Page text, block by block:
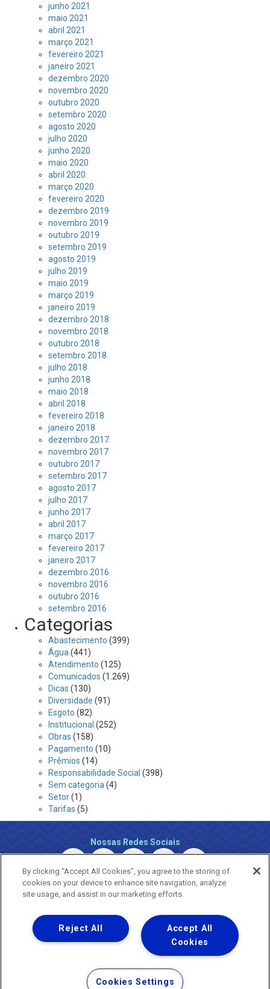
junho 2021
maio 2021
abril 2021
março 2021
fevereiro 2021
janeiro 2021
dezembro 2020
novembro 2020
outubro 2020
setembro 2020
agosto 2020
julho 2020
junho 2020
maio 2020
abril 2020
março 2020
fevereiro 2020
dezembro 2019
novembro 2019
outubro 2019
setembro 2019
agosto 2019
julho 2019
maio 2019
março 2019
janeiro 2019
dezembro 2018
novembro 2018
outubro 2018
setembro 2018
julho 2018
junho 2018
maio 2018
abril 2018
fevereiro 2018
janeiro 2018
dezembro 2017
novembro 2017
outubro 2017
setembro 2017
agosto 2017
julho 2017
junho 2017
abril 2017
março 2017
fevereiro 2017
janeiro 2017
dezembro 2016
novembro 2016
outubro 2016
setembro 2016
Categorias
Abastecimento (399)
Água (441)
Atendimento (125)
Comunicados (1.269)
Dicas (130)
Diversidade (91)
Esgoto (82)
Institucional (252)
Obras (158)
Pagamento (10)
Prêmios (14)
Responsabilidade Social (398)
Sem categoria (4)
Setor(1)
Tarifas (5)
Nossas Redes Sociais
Copyright © 2026 - Todos os Direitos Reservados.
Nossa natureza movimenta a vida
Termos Gerais de Uso de Sites e Aplicativos
By clicking “Accept All Cookies”, you agree to the storing of
cookies on your device to enhance site navigation, analyze
site usage, and assist in our marketing efforts.
Accept All
Cookies
Reject All
Cookies Settings